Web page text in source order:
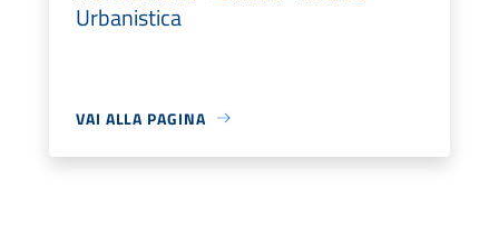
Urbanistica
VAI ALLA PAGINA